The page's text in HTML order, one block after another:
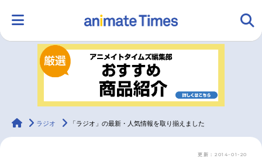
ランキング アニメ
ラジオ
animateTimes
ラジオ 「ラジオ」の最新・人気情報を取り揃えました
更新：2014-01-20